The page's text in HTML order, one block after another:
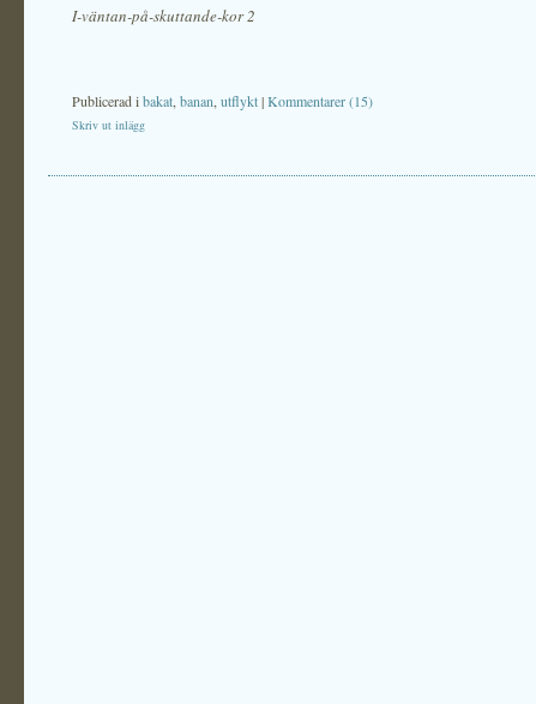
I-väntan-på-skuttande-kor 2
Publicerad ibakat banan utflykt|Kommentarer (15)
Skriv ut inlägg